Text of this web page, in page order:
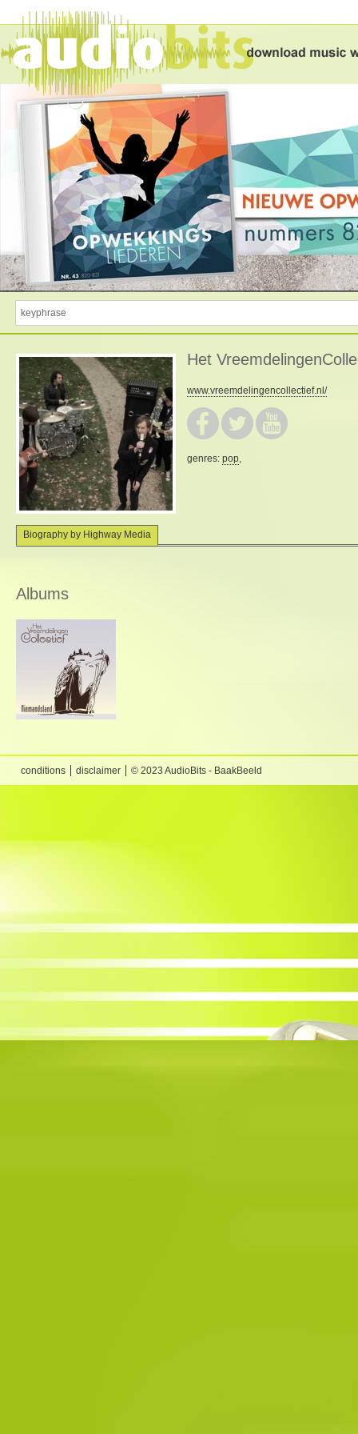
Het
www.vreemdelingencollectief.nl/
genres: pop,
Biography by Highway Media
Albums
conditions disclaimer © 2023 AudioBits - BaakBeeld